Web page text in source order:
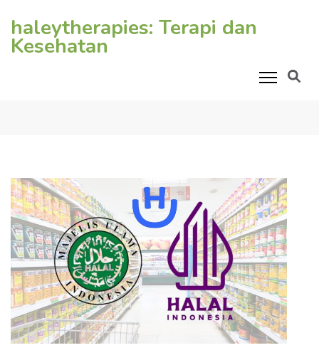
konten
haleytherapies: Terapi dan
Kesehatan